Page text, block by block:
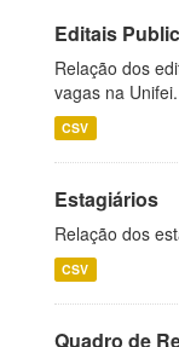
Editais
Relação dos
vagas na Unifei.
CSV
Estagiários
Relação dos
CSV
Quadro de